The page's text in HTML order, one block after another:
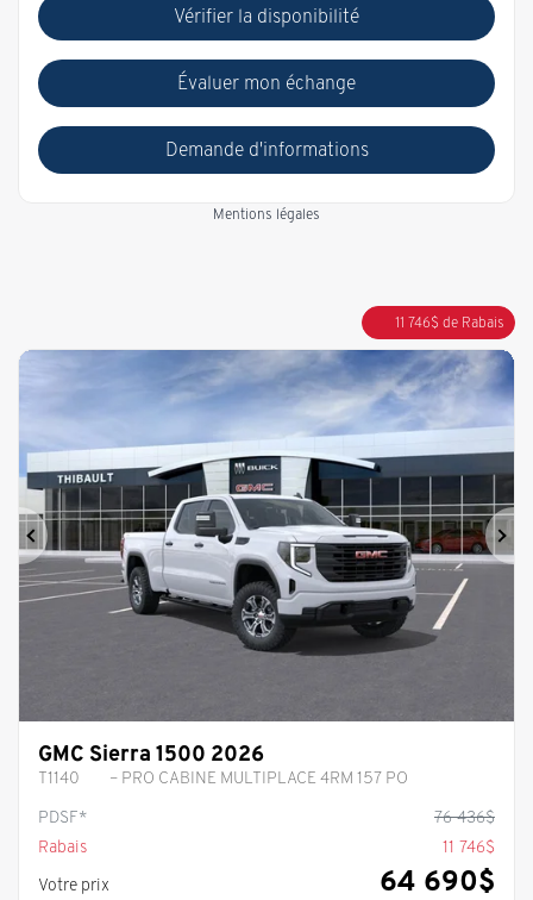
Vérifier la disponibilité
Évaluer mon échange
Demande d'informations
Mentions légales
11 746$ de Rabais
Précédent
GMC Sierra 1500 2026
T1140
– PRO CABINE MULTIPLACE 4RM 157 PO
PDSF*
76 436$
Rabais
11 746$
Votre prix
64 690$